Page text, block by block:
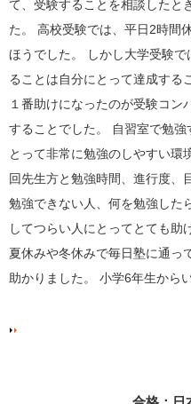
て、受験することを相談したと
た。 高校受験では、平日2時間
ほうでした。 しかし大学受験
ることは自分にとって達成する
１番助けになったのが受験コン
することでした。 自習室で勉
とって非常に勉強のしやすい環
回先生方と勉強時間、進行度、
勉強できない人、何を勉強した
してつらい人にとってとても助
夏休みや冬休みで毎日塾に通っ
助かりました。 小学6年生から